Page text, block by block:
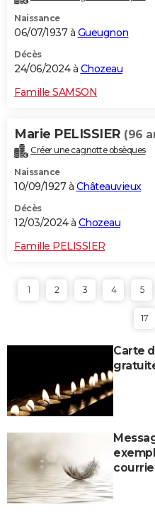
Naissance
06/07/1937 à Gueugnon
Décès
24/06/2024 à Chozeau
Famille SAMSON
Marie PELISSIER (96
Créer une cagnotte obsèques
Naissance
10/09/1927 à Châteauvieux
Décès
12/03/2024 à Chozeau
Famille PELISSIER
1 2 3 4 5
17
Carte